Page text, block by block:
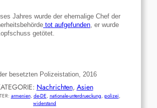
Jahres wurde der ehemalige Chef der
tot aufgefunden, er wurde
getötet.
besetzten Polizeistation, 2016
Nachrichten, Asien
armenien, de-DE, nationale-unterdrueckung, polizei
widerstand